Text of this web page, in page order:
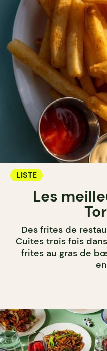
LISTE
Les
Des frites de
Cuites trois fois
frites au gras de